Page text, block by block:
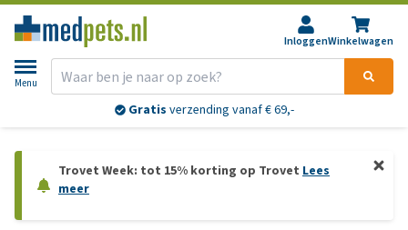
InloggenWinkelwagen
Menu
Gratis verzending vanaf € 69,-
Trovet Week: tot 15% korting op Trovet Lees
meer